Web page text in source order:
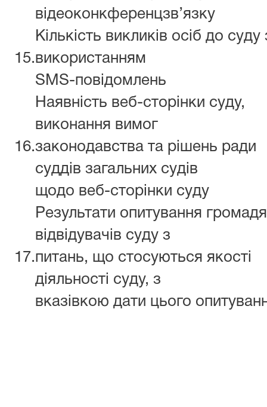
відеоконкференцзв’язку
15.
Кількість викликів осіб до суду
використанням
SMS-повідомлень
16.
Наявність веб-сторінки суду,
виконання вимог
законодавства та рішень ради
суддів загальних судів
щодо веб-сторінки суду
17.
Результати опитування
відвідувачів суду з
питань, що стосуються якості
діяльності суду, з
вказівкою дати цього